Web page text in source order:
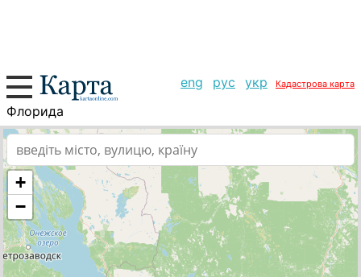
eng рус укр Кадастрова карта
Флорида
+
−